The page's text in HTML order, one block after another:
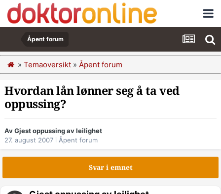
Åpent forum
» Temaoversikt » Åpent forum
Hvordan lån lønner seg å ta ved
oppussing?
Av Gjest oppussing av leilighet
27. august 2007 i Åpent forum
Svar i emnet